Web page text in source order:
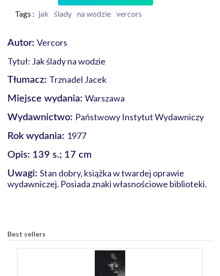
Tags : jak ślady na wodzie vercors
Autor: Vercors
Tytuł: Jak ślady na wodzie
Tłumacz: Trznadel Jacek
Miejsce wydania: Warszawa
Wydawnictwo: Państwowy Instytut Wydawniczy
Rok wydania: 1977
Opis: 139 s.; 17 cm
Uwagi: Stan dobry, książka w twardej oprawie
wydawniczej. Posiada znaki własnościowe biblioteki.
Best sellers